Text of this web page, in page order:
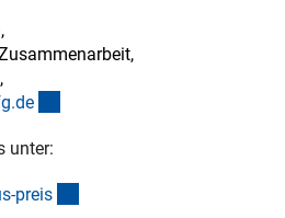
e
unter:
preis